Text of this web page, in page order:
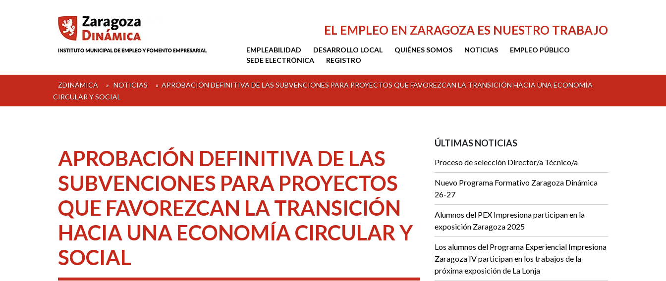
EL EMPLEO EN ZARAGOZA ES NUESTRO TRABAJO
EMPLEABILIDAD DESARROLLO LOCAL QUIÉNES SOMOS NOTICIAS
EMPLEO PÚBLICO
SEDE ELECTRÓNICA
REGISTRO
ZDINÁMICA » NOTICIAS » APROBACIÓN DEFINITIVA DE LAS SUBVENCIONES PARA PROYECTOS QUE FAVOREZCAN LA TRANSICIÓN HACIA UNA ECONOMÍA
CIRCULAR Y SOCIAL
APROBACIÓN DEFINITIVA DE LAS
SUBVENCIONES PARA PROYECTOS
QUE FAVOREZCAN LA TRANSICIÓN
HACIA UNA ECONOMÍA CIRCULAR Y
SOCIAL
ÚLTIMAS NOTICIAS
Proceso de selección Director/a Técnico/a
Nuevo Programa Formativo Zaragoza Dinámica
26-27
Alumnos del PEX Impresiona participan en la
exposición Zaragoza 2025
Los alumnos del Programa Experiencial Impresiona
Zaragoza IV participan en los trabajos de la
próxima exposición de La Lonja